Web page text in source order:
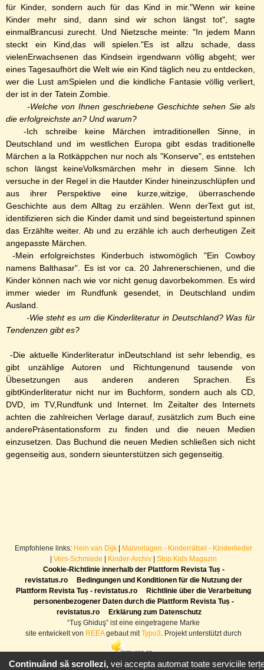
für Kinder, sondern auch für das Kind in mir."Wenn wir keine
Kinder mehr sind, dann sind wir schon längst tot", sagte
einmalBrancusi zurecht. Und Nietzsche meinte: "In jedem Mann
steckt ein Kind,das will spielen."Es ist allzu schade, dass
vielenErwachsenen das Kindsein irgendwann völlig abgeht; wer
eines Tagesaufhört die Welt wie ein Kind täglich neu zu entdecken,
wer die Lust amSpielen und die kindliche Fantasie völlig verliert,
der ist in der Tatein Zombie.
-Welche von Ihnen geschriebene Geschichte sehen Sie als
die erfolgreichste an? Und warum?
-Ich schreibe keine Märchen imtraditionellen Sinne, in
Deutschland und im westlichen Europa gibt esdas traditionelle
Märchen a la Rotkäppchen nur noch als "Konserve", es entstehen
schon längst keineVolksmärchen mehr in diesem Sinne. Ich
versuche in der Regel in die Hautder Kinder hineinzuschlüpfen und
aus ihrer Perspektive eine kurze,witzige, überraschende
Geschichte aus dem Alltag zu erzählen. Wenn derText gut ist,
identifizieren sich die Kinder damit und sind begeistertund spinnen
das Erzählte weiter. Ab und zu erzähle ich auch derheutigen Zeit
angepasste Märchen.
-Mein erfolgreichstes Kinderbuch istwomöglich "Ein Cowboy
namens Balthasar". Es ist vor ca. 20 Jahrenerschienen, und die
Kinder können nach wie vor nicht genug davorbekommen. Es wird
immer wieder im Rundfunk gesendet, in Deutschland undim
Ausland.
-Wie steht es um die Kinderliteratur in Deutschland? Was für
Tendenzen gibt es?
-Die aktuelle Kinderliteratur inDeutschland ist sehr lebendig, es
gibt unzählige Autoren und Richtungenund tausende von
Übesetzungen aus anderen anderen Sprachen. Es
gibtKinderliteratur nicht nur im Buchform, sondern auch als CD,
DVD, im TV,Rundfunk und Internet. Im Zeitalter des Internets
achten die zahlreichen Verlage darauf, zusätzlich zum Buch eine
anderePräsentationsform zu finden und die neuen Medien
einzusetzen. Das Buchund die neuen Medien schließen sich nicht
gegenseitig aus, sondern sieunterstützen sich gegenseitig.
Empfohlene links: Hein van Dijk
Malvorlagen - Kinderrätsel - Kinderlieder
Vers-Schmiede Kinder-Archiv
Stop Kids Magazin
Cookie-Richtlinie innerhalb der Plattform Revista Tuș -
revistatus.ro
Bedingungen und Konditionen für die Nutzung der
Plattform Revista Tuș - revistatus.ro
Richtlinie über die Verarbeitung
personenbezogener Daten durch die Plattform Revista Tuș -
revistatus.ro
Erklärung zum Datenschutz
“Tuş Ghiduş” ist eine eingetragene Marke
site entwickelt von REEAgebaut mitTypo3. Projekt unterstützt durch
Continuând să scrollezi,vei accepta automat toate serviciile